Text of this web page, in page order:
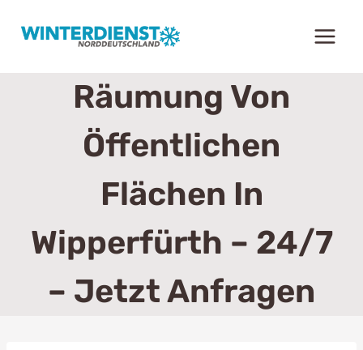
Inhalt
Räumung Von
Öffentlichen
Flächen In
Wipperfürth – 24/7
– Jetzt Anfragen